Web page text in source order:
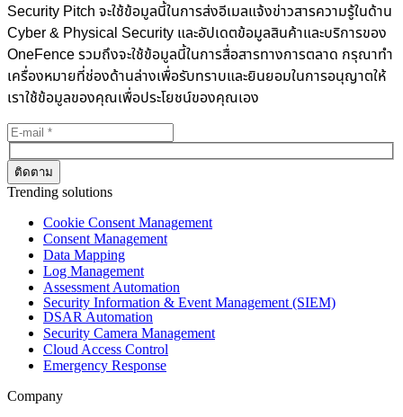
Security Pitch จะใช้ข้อมูลนี้ในการส่งอีเมลแจ้งข่าวสารความรู้ในด้าน
Cyber & Physical Security และอัปเดตข้อมูลสินค้าและบริการของ
OneFence รวมถึงจะใช้ข้อมูลนี้ในการสื่อสารทางการตลาด กรุณาทำ
เครื่องหมายที่ช่องด้านล่างเพื่อรับทราบและยินยอมในการอนุญาตให้
เราใช้ข้อมูลของคุณเพื่อประโยชน์ของคุณเอง
Trending solutions
Cookie Consent Management
Consent Management
Data Mapping
Log Management
Assessment Automation
Security Information & Event Management (SIEM)
DSAR Automation
Security Camera Management
Cloud Access Control
Emergency Response
Company